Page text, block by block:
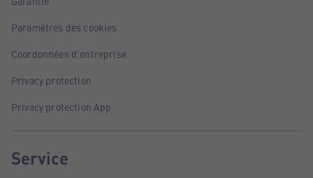
Paramètres des cookies
Coordonnées d'entreprise
Privacy protection
Privacy protection App
Service